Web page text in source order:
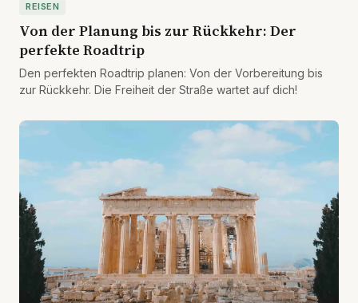
REISEN
Von der Planung bis zur Rückkehr: Der
perfekte Roadtrip
Den perfekten Roadtrip planen: Von der Vorbereitung bis
zur Rückkehr. Die Freiheit der Straße wartet auf dich!